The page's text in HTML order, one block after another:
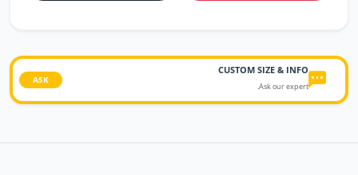
CUSTOM SIZE & INFO
Ask our expert.
ASK